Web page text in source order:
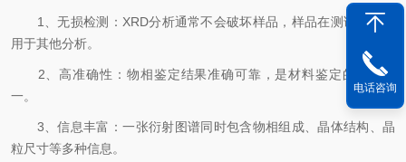
1、无损检测：​XRD分析通常不会破坏样品，样品在测试后可以
用于其他分析。
2、高准确性：​物相鉴定结果准确可靠，是材料鉴定的方法之
一。
3、信息丰富：​一张衍射图谱同时包含物相组成、晶体结构、晶
粒尺寸等多种信息。
电话咨询